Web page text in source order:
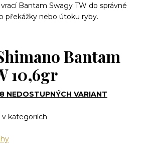
Bantam Swagy TW do správné
překážky nebo útoku ryby.
Bantam
10,6gr
NEDOSTUPNÝCH VARIANT
v kategoriích